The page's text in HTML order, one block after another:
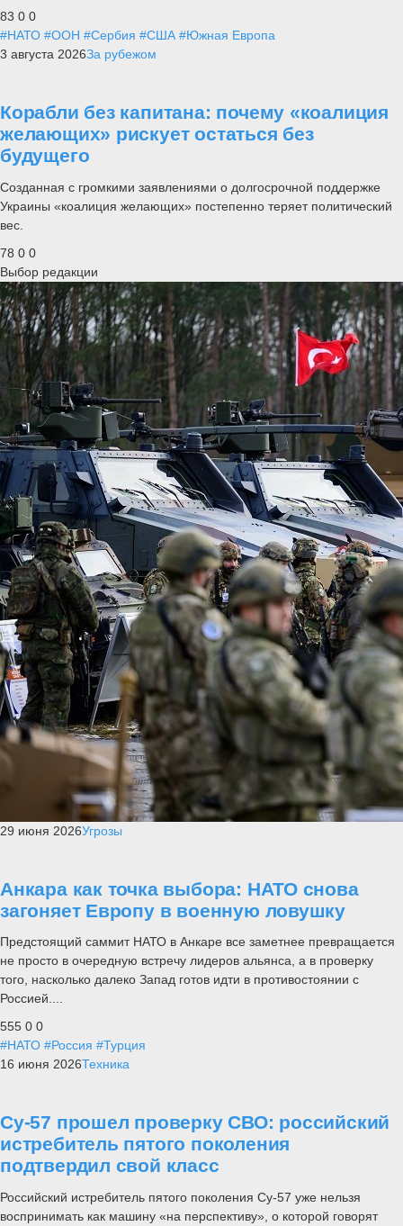
83 0 0
#НАТО #ООН #Сербия #США #Южная Европа
3 августа 2026За рубежом
Корабли без капитана: почему «коалиция
желающих» рискует остаться без
будущего
Созданная с громкими заявлениями о долгосрочной поддержке
Украины «коалиция желающих» постепенно теряет политический
вес.
78 0 0
Выбор редакции
29 июня 2026Угрозы
Анкара как точка выбора: НАТО снова
загоняет Европу в военную ловушку
Предстоящий саммит НАТО в Анкаре все заметнее превращается
не просто в очередную встречу лидеров альянса, а в проверку
того, насколько далеко Запад готов идти в противостоянии с
Россией....
555 0 0
#НАТО #Россия #Турция
16 июня 2026Техника
Су-57 прошел проверку СВО: российский
истребитель пятого поколения
подтвердил свой класс
Российский истребитель пятого поколения Су-57 уже нельзя
воспринимать как машину «на перспективу», о которой говорят